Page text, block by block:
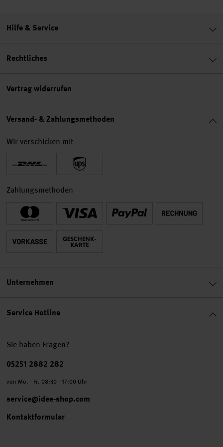
Service Hotline
Sie haben Fragen?
Telefonnummer
05251 2882 282
von Mo. - Fr. 08:30 - 17:00 Uhr
service@idee-shop.com
Kontaktformular
Hilfe & Service
Rechtliches
Vertrag widerrufen
Versand- & Zahlungsmethoden
Wir verschicken mit
Zahlungsmethoden
Unternehmen